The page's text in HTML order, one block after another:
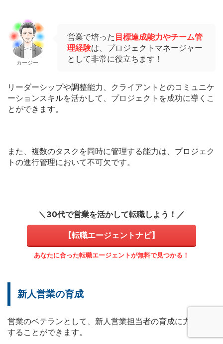
カージー
営業で培った 目標達成能力やチーム管
理経験は、プロジェクトマネージャー
として非常に役立ちます！
リーダーシップや調整能力、クライアントとのコミュニケ
ーションスキルを活かして、プロジェクトを成功に導くこ
とができます。
また、複数のタスクを同時に管理する能力は、プロジェク
トの進行管理において不可欠です。
＼30代で営業を活かして転職しよう！／
【転職エージェントナビ】
あなたに合った転職エージェントが無料で見つかる！
新人営業の育成
営業のベテランとして、新人営業担当者の育成に力を発揮
することができます。